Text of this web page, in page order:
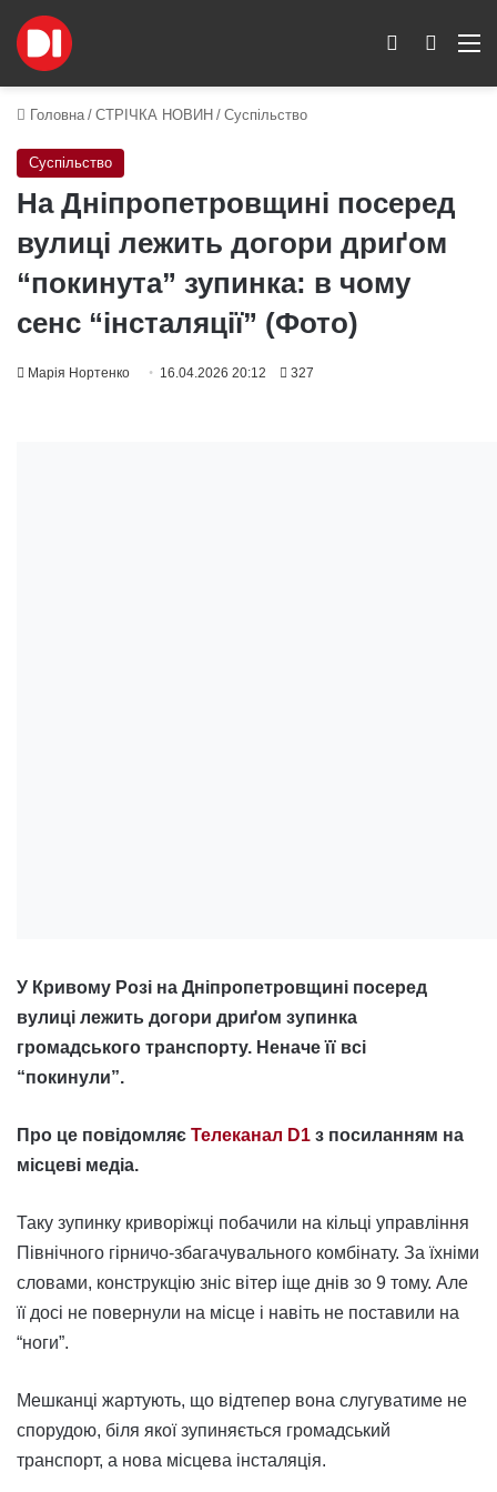
Пошук
Switch skin
Головна / СТРІЧКА НОВИН / Суспільство
Суспільство
На Дніпропетровщині посеред
вулиці лежить догори дриґом
“покинута” зупинка: в чому
сенс “інсталяції” (Фото)
Марія Нортенко 16.04.2026 20:12 327
У Кривому Розі на Дніпропетровщині посеред
вулиці лежить догори дриґом зупинка
громадського транспорту. Неначе її всі
“покинули”.
Про це повідомляє Телеканал D1 з посиланням на
місцеві медіа.
Таку зупинку криворіжці побачили на кільці управління
Північного гірничо-збагачувального комбінату. За їхніми
словами, конструкцію зніс вітер іще днів зо 9 тому. Але
її досі не повернули на місце і навіть не поставили на
“ноги”.
Мешканці жартують, що відтепер вона слугуватиме не
спорудою, біля якої зупиняється громадський
транспорт, а нова місцева інсталяція.